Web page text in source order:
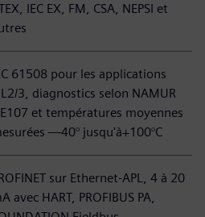
IEC EX, FM, CSA, NEPSI et
61508 pour les applications
3, diagnostics selon NAMUR
et températures moyennes
—40° jusqu'à+100°C
sur Ethernet-APL, 4 à 20
avec HART, PROFIBUS PA,